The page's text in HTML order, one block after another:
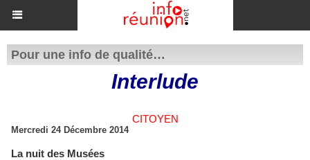
Pour une info de qualité…
Interlude
CITOYEN
Mercredi 24 Décembre 2014
La nuit des Musées